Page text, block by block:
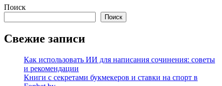
Поиск
Поиск
Свежие записи
Как использовать ИИ для написания сочинения: советы
и рекомендации
Книги с секретами букмекеров и ставки на спорт в